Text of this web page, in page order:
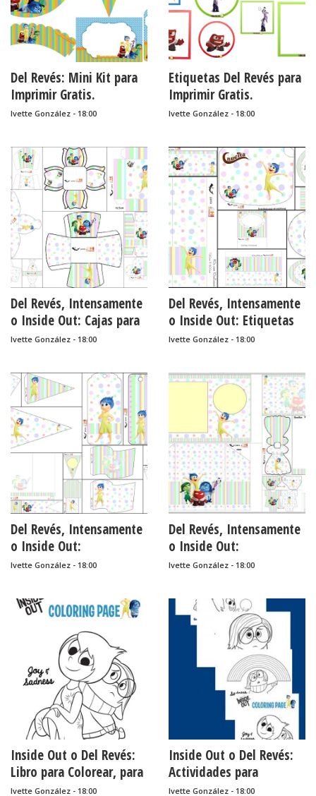
Del Revés: Mini Kit para
Imprimir Gratis.
Ivette González - 18:00
Etiquetas Del Revés para
Imprimir Gratis.
Ivette González - 18:00
Del Revés, Intensamente
o Inside Out: Cajas para
Imprimir Gratis.
Ivette González - 18:00
Del Revés, Intensamente
o Inside Out: Etiquetas
para Candy Bar para
Ivette González - 18:00
Del Revés, Intensamente
o Inside Out:
Imprimibles Gratis para
Ivette González - 18:00
Del Revés, Intensamente
o Inside Out:
Invitaciones para
Ivette González - 18:00
Inside Out o Del Revés:
Libro para Colorear, para
Imprimir Gratis.
Ivette González - 18:00
Inside Out o Del Revés:
Actividades para
Colorear para Imprimir
Ivette González - 18:00